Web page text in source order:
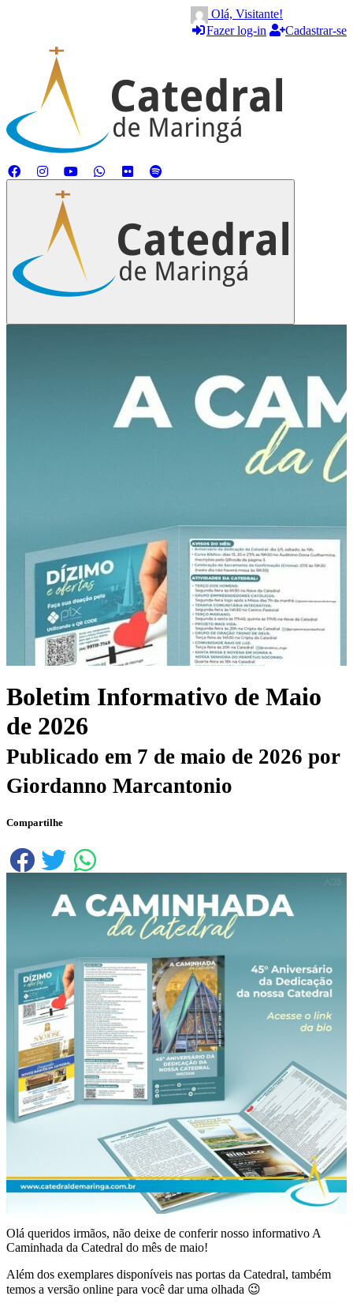
Olá, Visitante!
Fazer log-in
Cadastrar-se
Boletim Informativo de Maio
de 2026
Publicado em 7 de maio de 2026 por
Giordanno Marcantonio
Compartilhe
Olá queridos irmãos, não deixe de conferir nosso informativo A
Caminhada da Catedral do mês de maio!
Além dos exemplares disponíveis nas portas da Catedral, também
temos a versão online para você dar uma olhada 😉